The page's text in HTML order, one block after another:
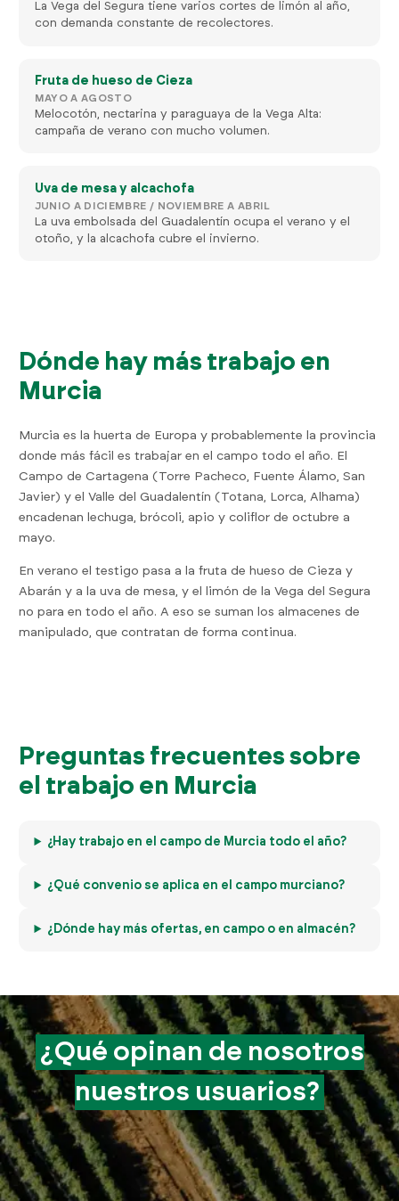
La Vega del Segura tiene varios cortes de limón al año,
con demanda constante de recolectores.
Fruta de hueso de Cieza
MAYO A AGOSTO
Melocotón, nectarina y paraguaya de la Vega Alta:
campaña de verano con mucho volumen.
Uva de mesa y alcachofa
JUNIO A DICIEMBRE / NOVIEMBRE A ABRIL
La uva embolsada del Guadalentín ocupa el verano y el
otoño, y la alcachofa cubre el invierno.
Dónde hay más trabajo en
Murcia
Murcia es la huerta de Europa y probablemente la provincia
donde más fácil es trabajar en el campo todo el año. El
Campo de Cartagena (Torre Pacheco, Fuente Álamo, San
Javier) y el Valle del Guadalentín (Totana, Lorca, Alhama)
encadenan lechuga, brócoli, apio y coliflor de octubre a
mayo.
En verano el testigo pasa a la fruta de hueso de Cieza y
Abarán y a la uva de mesa, y el limón de la Vega del Segura
no para en todo el año. A eso se suman los almacenes de
manipulado, que contratan de forma continua.
Preguntas frecuentes sobre
el trabajo en Murcia
¿Hay trabajo en el campo de Murcia todo el año?
¿Qué convenio se aplica en el campo murciano?
¿Dónde hay más ofertas, en campo o en almacén?
¿Qué opinan de nosotros
nuestros usuarios?